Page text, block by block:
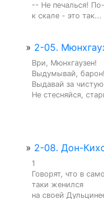
-- Не печалься!
к скале - это так...
» 2-05.
Ври, Мюнхгаузен!
Выдумывай, барон!
Выдавай за
Не стесняйся,
» 2-08. Дон-
1
Говорят, что в
таки женился
на своей